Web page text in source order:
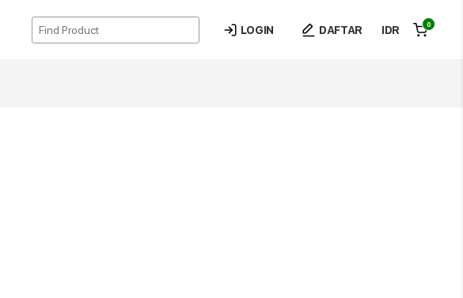
LOGIN DAFTAR IDR 0